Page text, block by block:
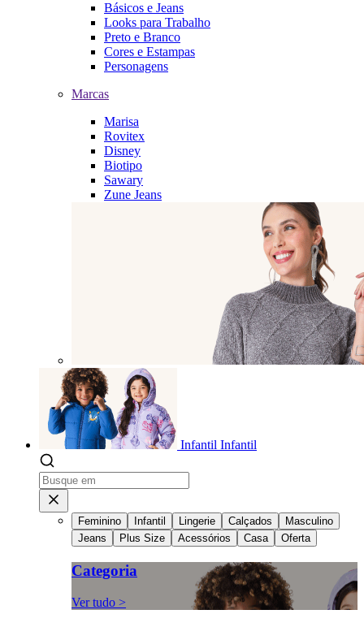
Básicos e Jeans
Looks para Trabalho
Preto e Branco
Cores e Estampas
Personagens
Marcas
Marisa
Rovitex
Disney
Biotipo
Sawary
Zune Jeans
Infantil Infantil
Feminino Infantil Lingerie Calçados
Masculino
Jeans
Plus Size Acessórios Casa Oferta
Categoria
Ver tudo >